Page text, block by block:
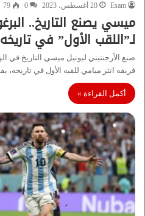
Esam 20 أغسطس، 2023 0
79
ميسي يصنع التاريخ..
لـ”اللقب الأول” في تاريخه
صنع الأرجنتيني ليونيل ميسي التاريخ في
فريقه انتر ميامي للقبه الأول في تاريخه،
أكمل القراءة »